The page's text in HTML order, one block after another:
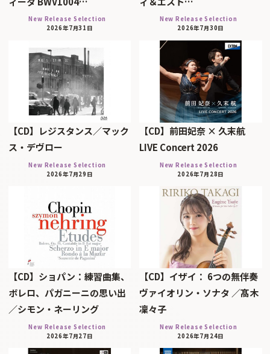
New Release Selection
2026年7月31日
New Release Selection
2026年7月30日
【CD】レジスタンス／マック
ス・デヴロー
New Release Selection
2026年7月29日
【CD】前田妃奈 × 久末航
LIVE Concert 2026
New Release Selection
2026年7月28日
【CD】ショパン：練習曲集、
ボレロ、パガニーニの思い出
／シモン・ネーリング
New Release Selection
2026年7月27日
【CD】イザイ： 6つの無伴奏
ヴァイオリン・ソナタ ／髙木
凜々子
New Release Selection
2026年7月24日